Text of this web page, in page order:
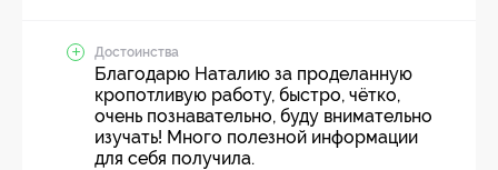
Достоинства
Благодарю Наталию за проделанную
кропотливую работу, быстро, чётко,
очень познавательно, буду внимательно
изучать! Много полезной информации
для себя получила.